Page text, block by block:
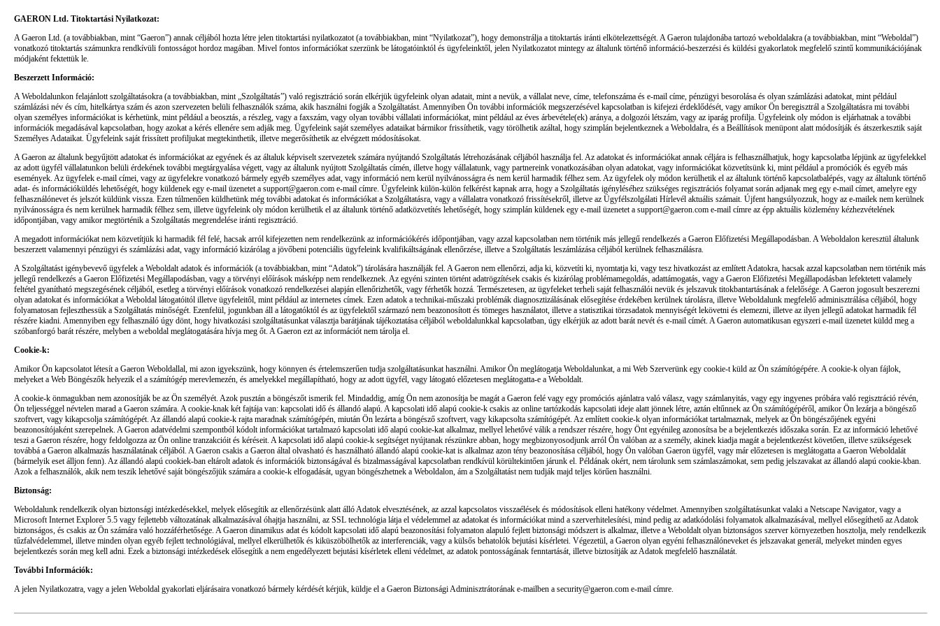
GAERON Ltd. Titoktartási Nyilatkozat:
A Gaeron Ltd. (a továbbiakban, mint “Gaeron”) annak céljából hozta létre jelen titoktartási nyilatkozatot (a továbbiakban, mint “Nyilatkozat”), hogy demonstrálja a titoktartás iránti elkötelezettségét. A Gaeron tulajdonába tartozó weboldalakra (a továbbiakban, mint “Weboldal”)
vonatkozó titoktartás számunkra rendkívüli fontosságot hordoz magában. Mivel fontos információkat szerzünk be látogatóinktól és ügyfeleinktől, jelen Nyilatkozatot mintegy az általunk történő információ-beszerzési és küldési gyakorlatok megfelelő szintű kommunikációjának
módjaként fektettük le.
Beszerzett Információ:
A Weboldalunkon felajánlott szolgáltatásokra (a továbbiakban, mint „Szolgáltatás”) való regisztráció során elkérjük ügyfeleink olyan adatait, mint a nevük, a vállalat neve, címe, telefonszáma és e-mail címe, pénzügyi besorolása és olyan számlázási adatokat, mint például
számlázási név és cím, hitelkártya szám és azon szervezeten belüli felhasználók száma, akik használni fogják a Szolgáltatást. Amennyiben Ön további információk megszerzésével kapcsolatban is kifejezi érdeklődését, vagy amikor Ön beregisztrál a Szolgáltatásra mi további
olyan személyes információkat is kérhetünk, mint például a beosztás, a részleg, vagy a faxszám, vagy olyan további vállalati információkat, mint például az éves árbevétele(ek) aránya, a dolgozói létszám, vagy az iparág profilja. Ügyfeleink oly módon is eljárhatnak a további
információk megadásával kapcsolatban, hogy azokat a kérés ellenére sem adják meg. Ügyfeleink saját személyes adataikat bármikor frissíthetik, vagy törölhetik azáltal, hogy szimplán bejelentkeznek a Weboldalra, és a Beállítások menüpont alatt módosítják és átszerkesztik saját
Személyes Adataikat. Ügyfeleink saját frissített profiljukat megtekinthetik, illetve megerősíthetik az elvégzett módosításokat.
A Gaeron az általunk begyűjtött adatokat és információkat az egyének és az általuk képviselt szervezetek számára nyújtandó Szolgáltatás létrehozásának céljából használja fel. Az adatokat és információkat annak céljára is felhasználhatjuk, hogy kapcsolatba lépjünk az ügyfelekkel
az adott ügyfél vállalatunkon belüli érdekének további megtárgyalása végett, vagy az általunk nyújtott Szolgáltatás címén, illetve hogy vállalatunk, vagy partnereink vonatkozásában olyan adatokat, vagy információkat közvetítsünk ki, mint például a promóciók és egyéb más
események. Az ügyfelek e-mail címei, vagy az ügyfelekre vonatkozó bármely egyéb személyes adat, vagy információ nem kerül nyilvánosságra és nem kerül harmadik félhez sem. Az ügyfelek oly módon kerülhetik el az általunk történő kapcsolatbalépés, vagy az általunk történő
adat- és információküldés lehetőségét, hogy küldenek egy e-mail üzenetet a support@gaeron.com e-mail címre. Ügyfeleink külön-külön felkérést kapnak arra, hogy a Szolgáltatás igényléséhez szükséges regisztrációs folyamat során adjanak meg egy e-mail címet, amelyre egy
felhasználónevet és jelszót küldünk vissza. Ezen túlmenően küldhetünk még további adatokat és információkat a Szolgáltatásra, vagy a vállalatra vonatkozó frissítésekről, illetve az Ügyfélszolgálati Hírlevél aktuális számait. Újfent hangsúlyozzuk, hogy az e-mailek nem kerülnek
nyilvánosságra és nem kerülnek harmadik félhez sem, illetve ügyfeleink oly módon kerülhetik el az általunk történő adatközvetítés lehetőségét, hogy szimplán küldenek egy e-mail üzenetet a support@gaeron.com e-mail címre az épp aktuális közlemény kézhezvételének
időpontjában, vagy amikor megtörténik a Szolgáltatás megrendelése iránti regisztráció.
A megadott információkat nem közvetítjük ki harmadik fél felé, hacsak arról kifejezetten nem rendelkezünk az információkérés időpontjában, vagy azzal kapcsolatban nem történik más jellegű rendelkezés a Gaeron Előfizetési Megállapodásban. A Weboldalon keresztül általunk
beszerzett valamennyi pénzügyi és számlázási adat, vagy információ kizárólag a jövőbeni potenciális ügyfeleink kvalifikáltságának ellenőrzése, illetve a Szolgáltatás leszámlázása céljából kerülnek felhasználásra.
A Szolgáltatást igénybevevő ügyfelek a Weboldalt adatok és információk (a továbbiakban, mint “Adatok”) tárolására használják fel. A Gaeron nem ellenőrzi, adja ki, közvetíti ki, nyomtatja ki, vagy tesz hivatkozást az említett Adatokra, hacsak azzal kapcsolatban nem történik más
jellegű rendelkezés a Gaeron Előfizetési Megállapodásban, vagy a törvényi előírások másképp nem rendelkeznek. Az egyéni szinten történt adatrögzítések csakis és kizárólag problémamegoldás, adattámogatás, vagy a Gaeron Előfizetési Megállapodásban lefektetett valamely
feltétel gyanítható megszegésének céljából, esetleg a törvényi előírások vonatkozó rendelkezései alapján ellenőrizhetők, vagy férhetők hozzá. Természetesen, az ügyfeleket terheli saját felhasználói nevük és jelszavuk titokbantartásának a felelősége. A Gaeron jogosult beszerezni
olyan adatokat és információkat a Weboldal látogatóitól illetve ügyfeleitől, mint például az internetes címek. Ezen adatok a technikai-műszaki problémák diagnosztizálásának elősegítése érdekében kerülnek tárolásra, illetve Weboldalunk megfelelő adminisztrálása céljából, hogy
folyamatosan fejleszthessük a Szolgáltatás minőségét. Ezenfelül, jogunkban áll a látogatóktól és az ügyfelektől származó nem beazonosított és tömeges használatot, illetve a statisztikai törzsadatok mennyiségét lekövetni és elemezni, illetve az ilyen jellegű adatokat harmadik fél
részére kiadni. Amennyiben egy felhasználó úgy dönt, hogy hivatkozási szolgáltatásunkat választja barátjának tájékoztatása céljából weboldalunkkal kapcsolatban, úgy elkérjük az adott barát nevét és e-mail címét. A Gaeron automatikusan egyszeri e-mail üzenetet küldd meg a
szóbanforgó barát részére, melyben a weboldal meglátogatására hívja meg őt. A Gaeron ezt az információt nem tárolja el.
Cookie-k:
Amikor Ön kapcsolatot létesít a Gaeron Weboldallal, mi azon igyekszünk, hogy könnyen és értelemszerűen tudja szolgáltatásunkat használni. Amikor Ön meglátogatja Weboldalunkat, a mi Web Szerverünk egy cookie-t küld az Ön számítógépére. A cookie-k olyan fájlok,
melyeket a Web Böngészők helyezik el a számítógép merevlemezén, és amelyekkel megállapítható, hogy az adott ügyfél, vagy látogató előzetesen meglátogatta-e a Weboldalt.
A cookie-k önmagukban nem azonosítják be az Ön személyét. Azok pusztán a böngészőt ismerik fel. Mindaddig, amíg Ön nem azonosítja be magát a Gaeron felé vagy egy promóciós ajánlatra való válasz, vagy számlanyitás, vagy egy ingyenes próbára való regisztráció révén,
Ön teljességgel névtelen marad a Gaeron számára. A cookie-knak két fajtája van: kapcsolati idő és állandó alapú. A kapcsolati idő alapú cookie-k csakis az online tartózkodás kapcsolati ideje alatt jönnek létre, aztán eltűnnek az Ön számítógépéről, amikor Ön lezárja a böngésző
szoftvert, vagy kikapcsolja számítógépét. Az állandó alapú cookie-k rajta maradnak számítógépén, miután Ön lezárta a böngésző szoftvert, vagy kikapcsolta számítógépét. Az említett cookie-k olyan információkat tartalmaznak, melyek az Ön böngészőjének egyéni
beazonosítójaként szerepelnek. A Gaeron adatvédelmi szempontból kódolt információkat tartalmazó kapcsolati idő alapú cookie-kat alkalmaz, mellyel lehetővé válik a rendszer részére, hogy Önt egyénileg azonosítsa be a bejelentkezés időszaka során. Ez az információ lehetővé
teszi a Gaeron részére, hogy feldolgozza az Ön online tranzakcióit és kéréseit. A kapcsolati idő alapú cookie-k segítséget nyújtanak részünkre abban, hogy megbizonyosodjunk arról Ön valóban az a személy, akinek kiadja magát a bejelentkezést követően, illetve szükségesek
továbbá a Gaeron alkalmazás használatának céljából. A Gaeron csakis a Gaeron által olvasható és használható állandó alapú cookie-kat is alkalmaz azon tény beazonosítása céljából, hogy Ön valóban Gaeron ügyfél, vagy már előzetesen is meglátogatta a Gaeron Weboldalát
(bármelyik eset álljon fenn). Az állandó alapú cookiek-ban eltárolt adatok és információk biztonságával és bizalmasságával kapcsolatban rendkívül körültekintően járunk el. Példának okért, nem tárolunk sem számlaszámokat, sem pedig jelszavakat az állandó alapú cookie-kban.
Azok a felhasználók, akik nem teszik lehetővé saját böngészőjük számára a cookie-k elfogadását, ugyan böngészhetnek a Weboldalon, ám a Szolgáltatást nem tudják majd teljes körűen használni.
Biztonság:
Weboldalunk rendelkezik olyan biztonsági intézkedésekkel, melyek elősegítik az ellenőrzésünk alatt álló Adatok elvesztésének, az azzal kapcsolatos visszaélések és módosítások elleni hatékony védelmet. Amennyiben szolgáltatásunkat valaki a Netscape Navigator, vagy a
Microsoft Internet Explorer 5.5 vagy fejlettebb változatának alkalmazásával óhajtja használni, az SSL technológia látja el védelemmel az adatokat és információkat mind a szerverhitelesítési, mind pedig az adatkódolási folyamatok alkalmazásával, mellyel elősegíthető az Adatok
biztonságos, és csakis az Ön számára való hozzáférhetősége. A Gaeron dinamikus adat és kódolt kapcsolati idő alapú beazonosítási folyamaton alapuló fejlett biztonsági módszert is alkalmaz, illetve a Weboldalt olyan biztonságos szerver környezetben hosztolja, mely rendelkezik
tűzfalvédelemmel, illetve minden olyan egyéb fejlett technológiával, mellyel elkerülhetők és kiküszöbölhetők az interferenciák, vagy a külsős behatolók bejutási kísérletei. Végezetül, a Gaeron olyan egyéni felhasználóneveket és jelszavakat generál, melyeket minden egyes
bejelentkezés során meg kell adni. Ezek a biztonsági intézkedések elősegítik a nem engedélyezett bejutási kísérletek elleni védelmet, az adatok pontosságának fenntartását, illetve biztosítják az Adatok megfelelő használatát.
További Információk:
A jelen Nyilatkozatra, vagy a jelen Weboldal gyakorlati eljárásaira vonatkozó bármely kérdését kérjük, küldje el a Gaeron Biztonsági Adminisztrátorának e-mailben a security@gaeron.com e-mail címre.